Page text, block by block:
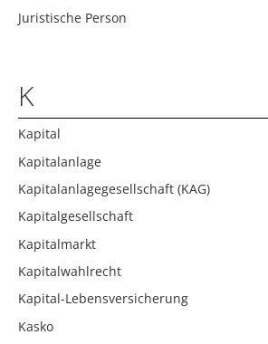
Juristische Person
K
Kapital
Kapitalanlage
Kapitalanlagegesellschaft (KAG)
Kapitalgesellschaft
Kapitalmarkt
Kapitalwahlrecht
Kapital-Lebensversicherung
Kasko